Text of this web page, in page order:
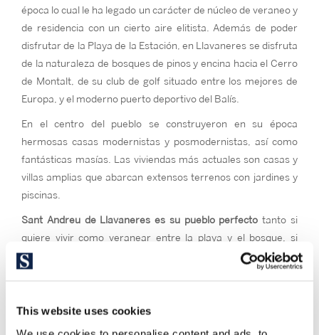
This website uses cookies
época lo cual le ha legado un carácter de núcleo de veraneo y
de residencia con un cierto aire elitista. Además de poder
disfrutar de la Playa de la Estación, en Llavaneres se disfruta
de la naturaleza de bosques de pinos y encina hacia el Cerro
de Montalt, de su club de golf situado entre los mejores de
Europa, y el moderno puerto deportivo del Balís.
En el centro del pueblo se construyeron en su época
hermosas casas modernistas y posmodernistas, así como
fantásticas masías. Las viviendas más actuales son casas y
villas amplias que abarcan extensos terrenos con jardines y
piscinas.
Sant Andreu de Llavaneres es su pueblo perfecto tanto si
quiere vivir como veranear entre la playa y el bosque, si
disfruta los deportes de mar y el golf, donde disfruta de
fiestas y tradiciones, o de privacidad con aires exclusivos.